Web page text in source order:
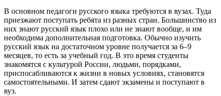
В основном педагоги русского языка требуются в вузах. Туда
приезжают поступать ребята из разных стран. Большинство из
них знают русский язык плохо или не знают вообще, и им
необходима дополнительная подготовка. Обычно изучить
русский язык на достаточном уровне получается за 6–9
месяцев, то есть за учебный год. В это время студенты
знакомятся с культурой России, людьми, порядками,
приспосабливаются к жизни в новых условиях, становятся
самостоятельными. И затем сдают экзамены и поступают в
вуз.